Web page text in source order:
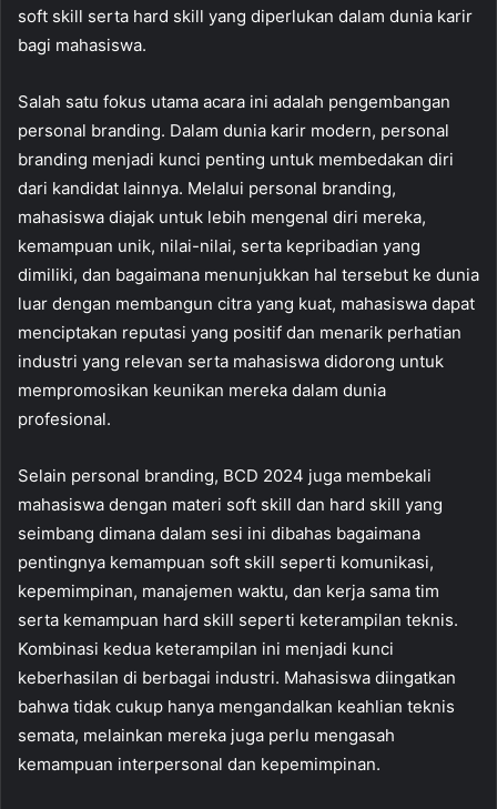
soft skill serta hard skill yang diperlukan dalam dunia karir
bagi mahasiswa.
Salah satu fokus utama acara ini adalah pengembangan
personal branding. Dalam dunia karir modern, personal
branding menjadi kunci penting untuk membedakan diri
dari kandidat lainnya. Melalui personal branding,
mahasiswa diajak untuk lebih mengenal diri mereka,
kemampuan unik, nilai-nilai, serta kepribadian yang
dimiliki, dan bagaimana menunjukkan hal tersebut ke dunia
luar dengan membangun citra yang kuat, mahasiswa dapat
menciptakan reputasi yang positif dan menarik perhatian
industri yang relevan serta mahasiswa didorong untuk
mempromosikan keunikan mereka dalam dunia
profesional.
Selain personal branding, BCD 2024 juga membekali
mahasiswa dengan materi soft skill dan hard skill yang
seimbang dimana dalam sesi ini dibahas bagaimana
pentingnya kemampuan soft skill seperti komunikasi,
kepemimpinan, manajemen waktu, dan kerja sama tim
serta kemampuan hard skill seperti keterampilan teknis.
Kombinasi kedua keterampilan ini menjadi kunci
keberhasilan di berbagai industri. Mahasiswa diingatkan
bahwa tidak cukup hanya mengandalkan keahlian teknis
semata, melainkan mereka juga perlu mengasah
kemampuan interpersonal dan kepemimpinan.